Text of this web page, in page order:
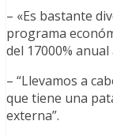
– «Es bastante
programa
del 17000% anual
– “Llevamos a
que tiene una
externa”.